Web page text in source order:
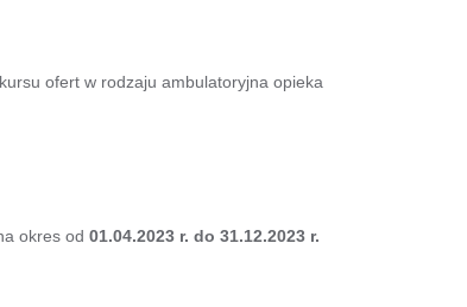
ofert w rodzaju ambulatoryjna opieka
okres od 01.04.2023 r. do 31.12.2023 r.